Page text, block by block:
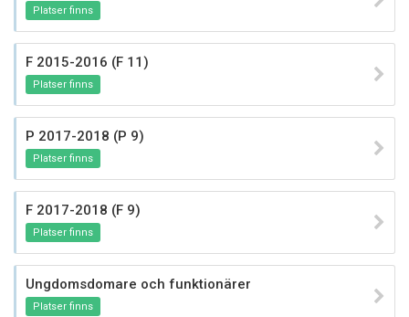
Platser finns
F 2015-2016 (F 11)
Platser finns
P 2017-2018 (P 9)
Platser finns
F 2017-2018 (F 9)
Platser finns
Ungdomsdomare och funktionärer
Platser finns